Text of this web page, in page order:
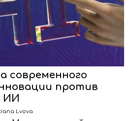
современного
против
ИИ
Lvova